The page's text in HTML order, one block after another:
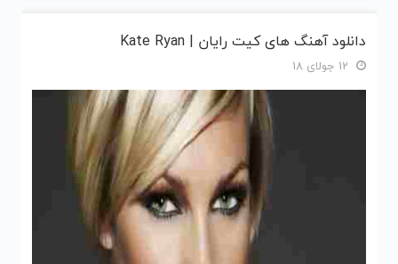
دانلود آهنگ های کیت رایان | Kate Ryan